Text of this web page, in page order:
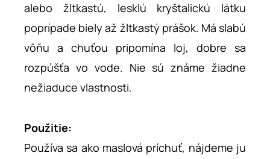
alebo žltkastú, lesklú kryštalickú látku
poprípade biely až žltkastý prášok. Má slabú
vôňu a chuťou pripomína loj, dobre sa
rozpúšťa vo vode. Nie sú známe žiadne
nežiaduce vlastnosti.
Použitie:
Používa sa ako maslová príchuť, nájdeme ju